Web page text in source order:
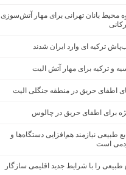
محیط ‌بانان تهرانی برای مهار آتش‌سوزی
ترکیه ای وارد ایران شدند
و ترکیه برای مهار آتش الیت
اطفای حریق در منطقه جنگلی الیت
برای اطفای حریق در چالوس
طبیعی نیازمند هم‌افزایی دستگاه‌ها و
است
طبیعی را با شرایط جدید اقلیمی سازگار